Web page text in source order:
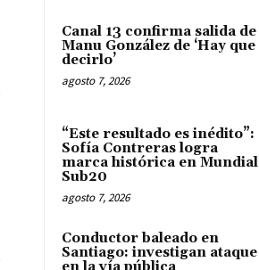
Canal 13 confirma salida de
Manu González de ‘Hay que
decirlo’
agosto 7, 2026
“Este resultado es inédito”:
Sofía Contreras logra
marca histórica en Mundial
Sub20
agosto 7, 2026
Conductor baleado en
Santiago: investigan ataque
en la vía pública